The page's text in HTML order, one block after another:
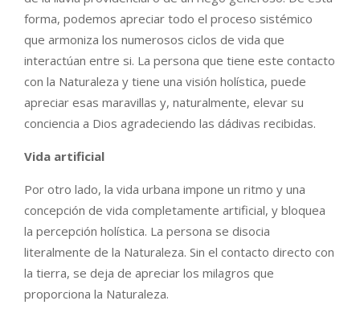
forma, podemos apreciar todo el proceso sistémico
que armoniza los numerosos ciclos de vida que
interactúan entre si. La persona que tiene este contacto
con la Naturaleza y tiene una visión holística, puede
apreciar esas maravillas y, naturalmente, elevar su
conciencia a Dios agradeciendo las dádivas recibidas.
Vida artificial
Por otro lado, la vida urbana impone un ritmo y una
concepción de vida completamente artificial, y bloquea
la percepción holística. La persona se disocia
literalmente de la Naturaleza. Sin el contacto directo con
la tierra, se deja de apreciar los milagros que
proporciona la Naturaleza.